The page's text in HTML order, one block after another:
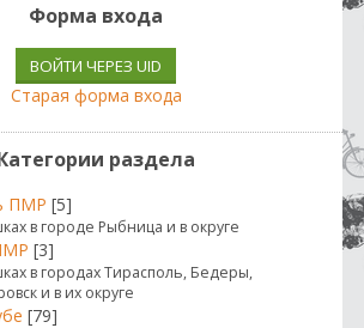
Форма входа
ВОЙТИ ЧЕРЕЗ UID
Старая форма входа
раздела
ПМР [5]
в городе Рыбница и в округе
[3]
в городах Тирасполь, Бедеры,
и в их округе
[79]